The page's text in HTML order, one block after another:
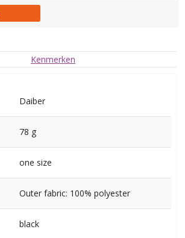
Kenmerken
Daiber
78 g
one size
Outer fabric: 100% polyester
black